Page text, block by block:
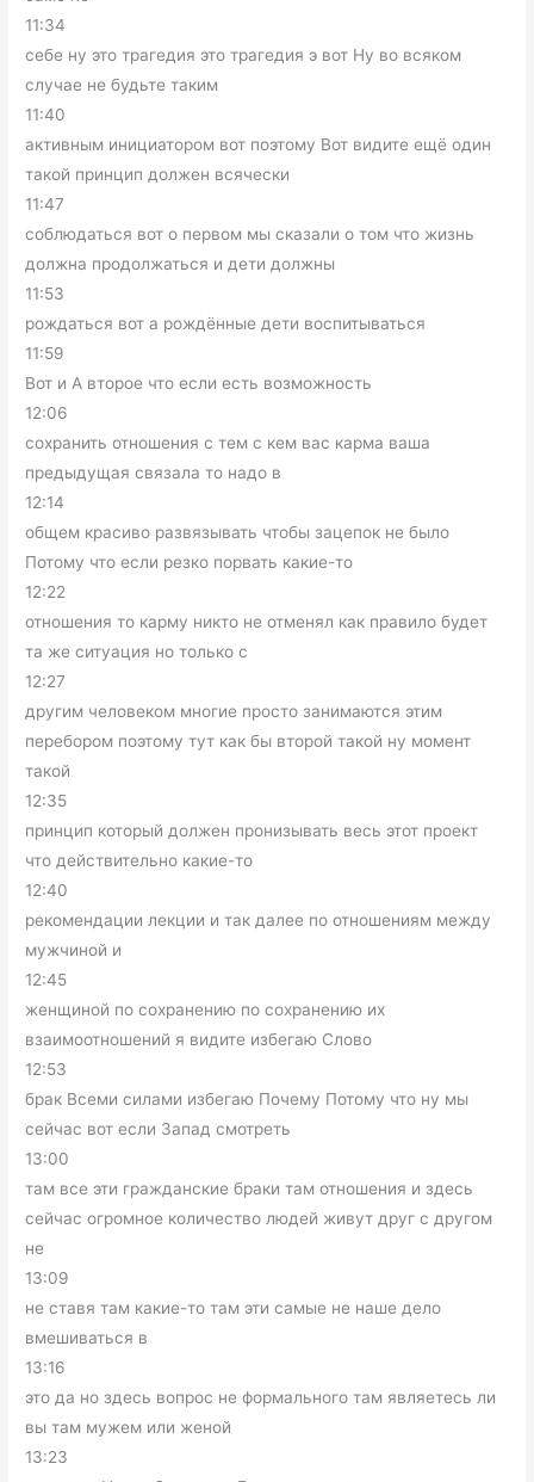
11:34
себе ну это трагедия это трагедия э вот Ну во всяком
случае не будьте таким
11:40
активным инициатором вот поэтому Вот видите ещё один
такой принцип должен всячески
11:47
соблюдаться вот о первом мы сказали о том что жизнь
должна продолжаться и дети должны
11:53
рождаться вот а рождённые дети воспитываться
11:59
Вот и А второе что если есть возможность
12:06
сохранить отношения с тем с кем вас карма ваша
предыдущая связала то надо в
12:14
общем красиво развязывать чтобы зацепок не было
Потому что если резко порвать какие-то
12:22
отношения то карму никто не отменял как правило будет
та же ситуация но только с
12:27
другим человеком многие просто занимаются этим
перебором поэтому тут как бы второй такой ну момент
такой
12:35
принцип который должен пронизывать весь этот проект
что действительно какие-то
12:40
рекомендации лекции и так далее по отношениям между
мужчиной и
12:45
женщиной по сохранению по сохранению их
взаимоотношений я видите избегаю Слово
12:53
брак Всеми силами избегаю Почему Потому что ну мы
сейчас вот если Запад смотреть
13:00
там все эти гражданские браки там отношения и здесь
сейчас огромное количество людей живут друг с другом
не
13:09
не ставя там какие-то там эти самые не наше дело
вмешиваться в
13:16
это да но здесь вопрос не формального там являетесь ли
вы там мужем или женой
13:23